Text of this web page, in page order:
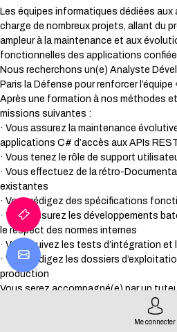
Les équipes informatiques dédiées
charge de nombreux projets, allant du
ampleur à la maintenance et aux
fonctionnelles des applications
Nous recherchons un(e) Analyste
Paris la Défense pour renforcer
Après une formation à nos méthodes
missions suivantes :
· Vous assurez la maintenance
applications C# d’accès aux APIs
· Vous tenez le rôle de support
· Vous effectuez de la rétro-
existantes
· Vous rédigez des spécifications
· Vous assurez les développements
le respect des normes internes
· Vous suivez les tests d’intégration
· Vous rédigez les dossiers
production
Vous serez accompagné(e) par un
Me connecter